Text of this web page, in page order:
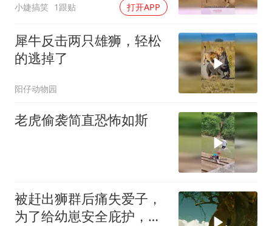
小婕搞笑 1跟贴 打开APP
犀牛反击两只雄狮，轻松
的逃掉了
阳仔动物园
老虎偷袭简直恐怖如斯
被赶出狮群后痛失爱子，
为了给幼崽安全庇护，狮